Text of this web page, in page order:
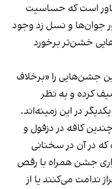
است که حساسیت
جوان‌ها و نسل زد وجود
خشن‌تر برخورد
جشن‌هایی را «برخلاف
کرده و به نظر
در این زمینه‌اند.
کافه در دزفول و
در آن در سخنانی
جشن همراه با رقص
ندامت می‌کنند یا از